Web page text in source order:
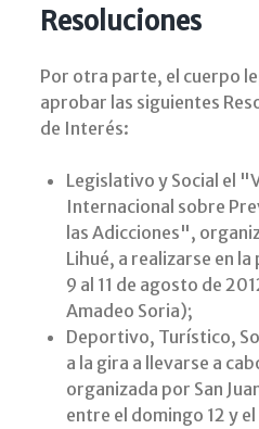
Resoluciones
Por otra parte, el cuerpo
aprobar las siguientes
de Interés:
Legislativo y Social el
Internacional sobre
las Adicciones",
Lihué, a realizarse en la
9 al 11 de agosto de
Amadeo Soria);
Deportivo, Turístico,
a la gira a llevarse a
organizada por San
entre el domingo 12 y